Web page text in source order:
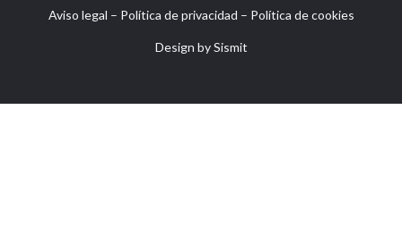
Aviso legal – Política de privacidad – Política de cookies
Design bySismit